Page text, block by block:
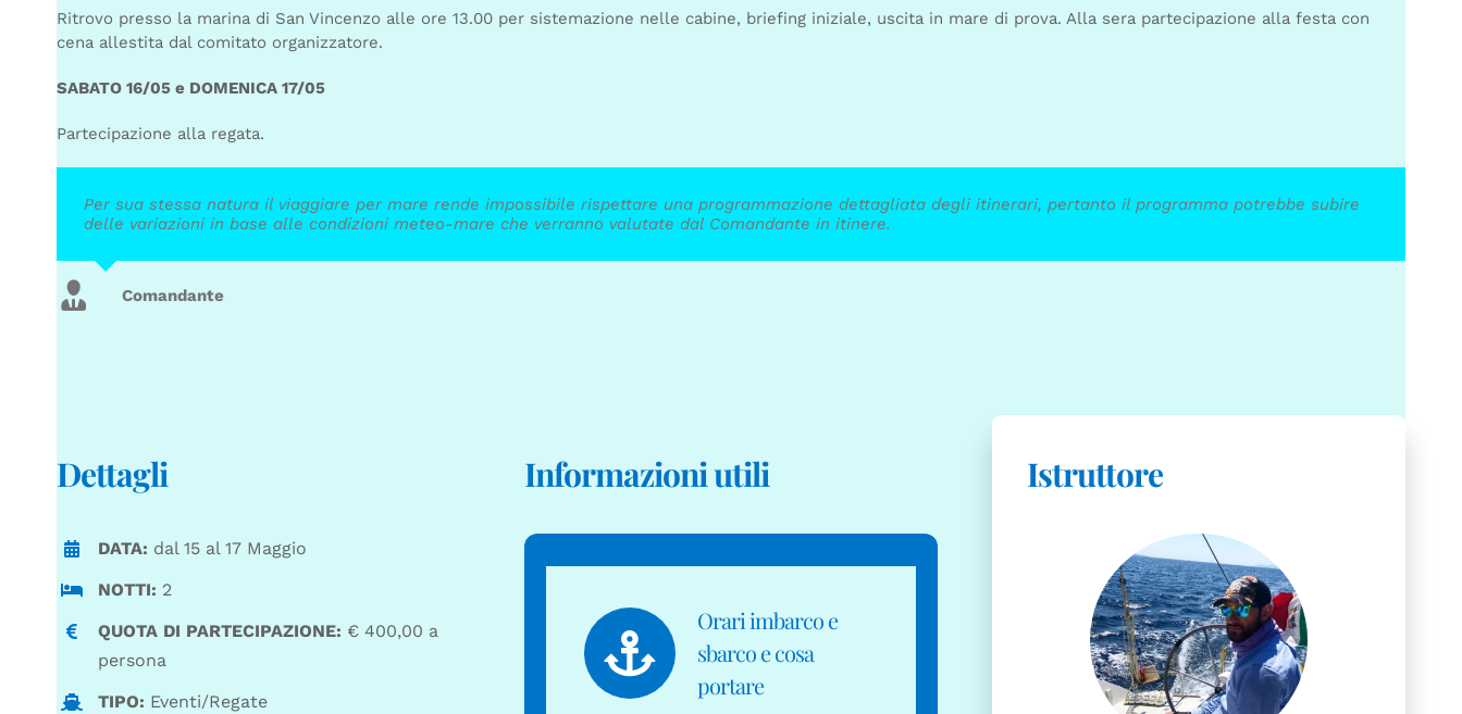
Ritrovo presso la marina di San Vincenzo alle ore 13.00 per sistemazione nelle cabine, briefing iniziale, uscita in mare di prova. Alla sera partecipazione alla festa con
cena allestita dal comitato organizzatore.
SABATO 16/05 e DOMENICA 17/05
Partecipazione alla regata.
Per sua stessa natura il viaggiare per mare rende impossibile rispettare una programmazione dettagliata degli itinerari, pertanto il programma potrebbe subire
delle variazioni in base alle condizioni meteo-mare che verranno valutate dal Comandante in itinere.
Comandante
Dettagli
DATA: dal 15 al 17 Maggio
NOTTI: 2
QUOTA DI PARTECIPAZIONE: € 400,00 a
persona
TIPO: Eventi/Regate
Informazioni utili
Orari imbarco e
sbarco e cosa
portare
Istruttore